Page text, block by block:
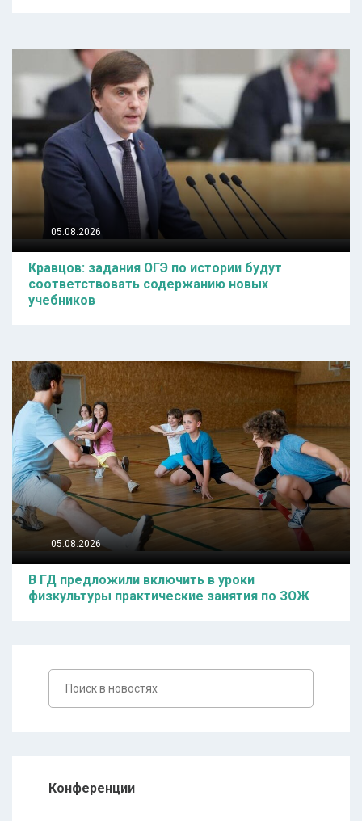
05.08.2026
Кравцов: задания ОГЭ по истории будут
соответствовать содержанию новых
учебников
05.08.2026
В ГД предложили включить в уроки
физкультуры практические занятия по ЗОЖ
Конференции